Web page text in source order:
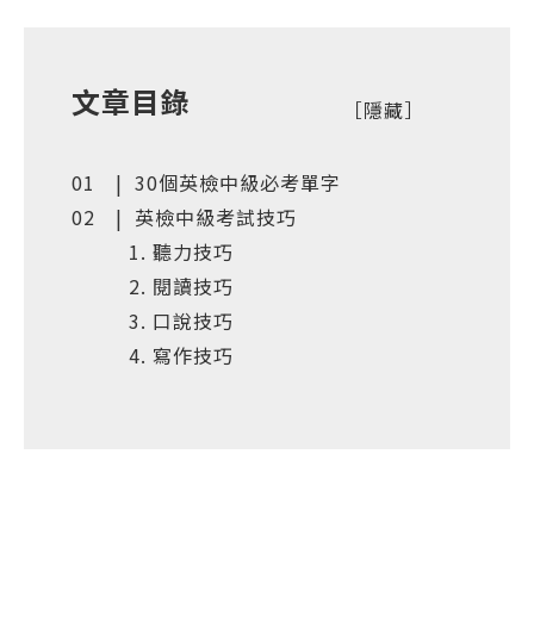
文章目錄
30個英檢中級必考單字
英檢中級考試技巧
聽力技巧
閱讀技巧
口說技巧
寫作技巧